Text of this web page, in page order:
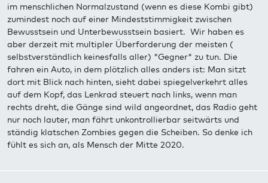
im menschlichen Normalzustand (wenn es diese Kombi gibt)
zumindest noch auf einer Mindeststimmigkeit zwischen
Bewusstsein und Unterbewusstsein basiert. Wir haben es
aber derzeit mit multipler Überforderung der meisten (
selbstverständlich keinesfalls aller) "Gegner" zu tun. Die
fahren ein Auto, in dem plötzlich alles anders ist: Man sitzt
dort mit Blick nach hinten, sieht dabei spiegelverkehrt alles
auf dem Kopf, das Lenkrad steuert nach links, wenn man
rechts dreht, die Gänge sind wild angeordnet, das Radio geht
nur noch lauter, man fährt unkontrollierbar seitwärts und
ständig klatschen Zombies gegen die Scheiben. So denke ich
fühlt es sich an, als Mensch der Mitte 2020.